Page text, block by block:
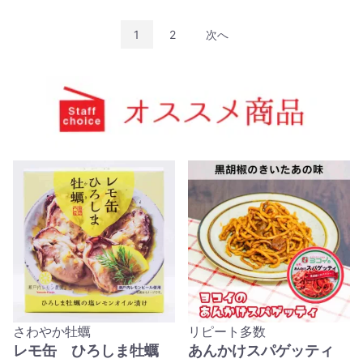
1 2 次へ
さわやか牡蠣
レモ缶 ひろしま牡蠣
リピート多数
あんかけスパゲッティ